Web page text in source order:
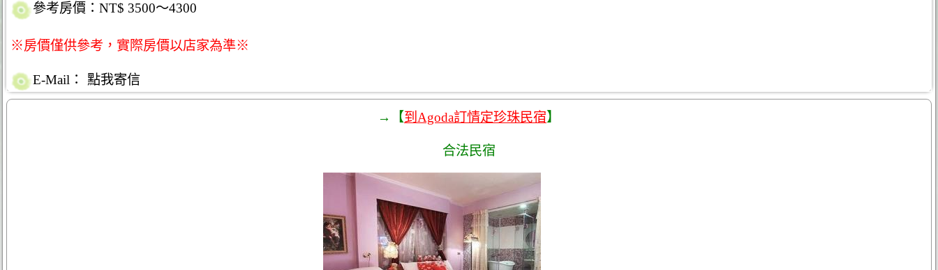
參考房價：NT$ 3500～4300
※房價僅供參考，實際房價以店家為準※
E-Mail： 點我寄信
→【到Agoda訂情定珍珠民宿】
合法民宿